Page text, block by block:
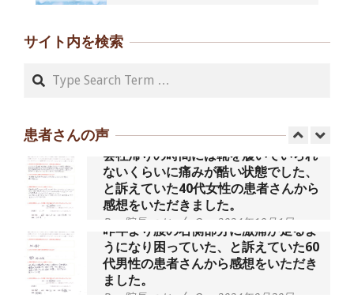
サイト内を検索
Search
患者さんの声
者さんから感想をいただきました。
外反母趾の痛みが軽減し、普段の生活
をいただきました。
会社帰りの時間には靴を履いていられ
ないくらいに痛みが酷い状態でした、
と訴えていた40代女性の患者さんから
感想をいただきました。
By: 院長 つじ On: 2024年10月1日
昨年より腰の右側部分に激痛が走るよ
うになり困っていた、と訴えていた60
代男性の患者さんから感想をいただき
ました。